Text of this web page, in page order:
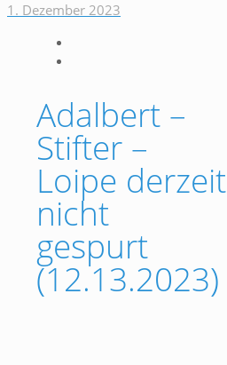
1. Dezember 2023
Adalbert –
Stifter –
Loipe derzeit
nicht
gespurt
(12.13.2023)